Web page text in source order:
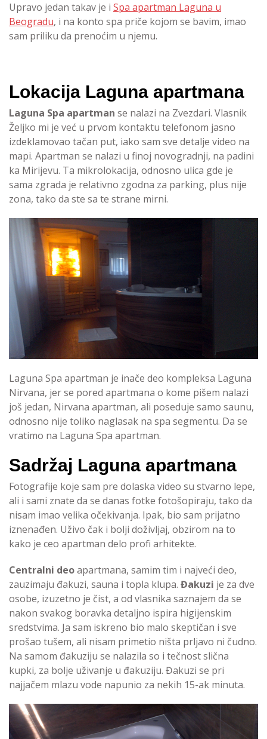
Upravo jedan takav je i Spa apartman Laguna u
Beogradu, i na konto spa priče kojom se bavim, imao
sam priliku da prenoćim u njemu.
Lokacija Laguna apartmana
Laguna Spa apartman se nalazi na Zvezdari. Vlasnik
Željko mi je već u prvom kontaktu telefonom jasno
izdeklamovao tačan put, iako sam sve detalje video na
mapi. Apartman se nalazi u finoj novogradnji, na padini
ka Mirijevu. Ta mikrolokacija, odnosno ulica gde je
sama zgrada je relativno zgodna za parking, plus nije
zona, tako da ste sa te strane mirni.
Laguna Spa apartman je inače deo kompleksa Laguna
Nirvana, jer se pored apartmana o kome pišem nalazi
još jedan, Nirvana apartman, ali poseduje samo saunu,
odnosno nije toliko naglasak na spa segmentu. Da se
vratimo na Laguna Spa apartman.
Sadržaj Laguna apartmana
Fotografije koje sam pre dolaska video su stvarno lepe,
ali i sami znate da se danas fotke fotošopiraju, tako da
nisam imao velika očekivanja. Ipak, bio sam prijatno
iznenađen. Uživo čak i bolji doživljaj, obzirom na to
kako je ceo apartman delo profi arhitekte.
Centralni deoapartmana, samim tim i najveći deo,
zauzimaju đakuzi, sauna i topla klupa. Đakuzi je za dve
osobe, izuzetno je čist, a od vlasnika saznajem da se
nakon svakog boravka detaljno ispira higijenskim
sredstvima. Ja sam iskreno bio malo skeptičan i sve
prošao tušem, ali nisam primetio ništa prljavo ni čudno.
Na samom đakuziju se nalazila so i tečnost slična
kupki, za bolje uživanje u đakuziju. Đakuzi se pri
najjačem mlazu vode napunio za nekih 15-ak minuta.